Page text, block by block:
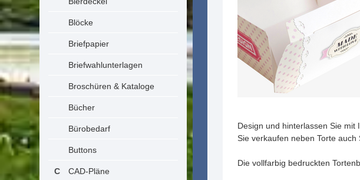
Blöcke
Briefpapier
Briefwahlunterlagen
Broschüren & Kataloge
Bücher
Bürobedarf
Buttons
CAD-Pläne
Design und hinterlassen Sie mit
Sie verkaufen neben Torte auch
Die vollfarbig bedruckten